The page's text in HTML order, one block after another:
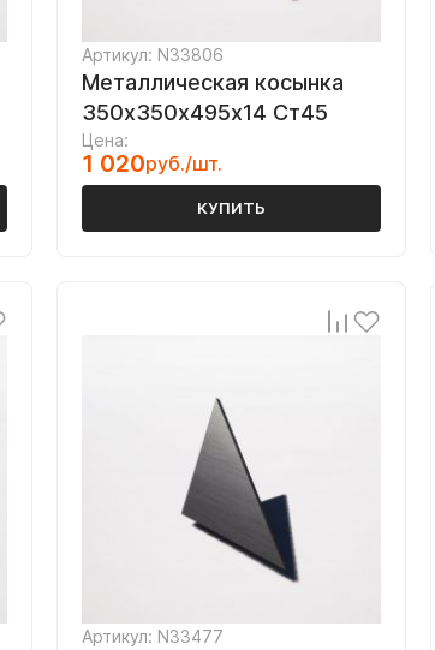
Артикул: N33806
Металлическая косынка
350х350х495х14 Ст45
Цена:
1 020руб./шт.
КУПИТЬ
Артикул: N33477